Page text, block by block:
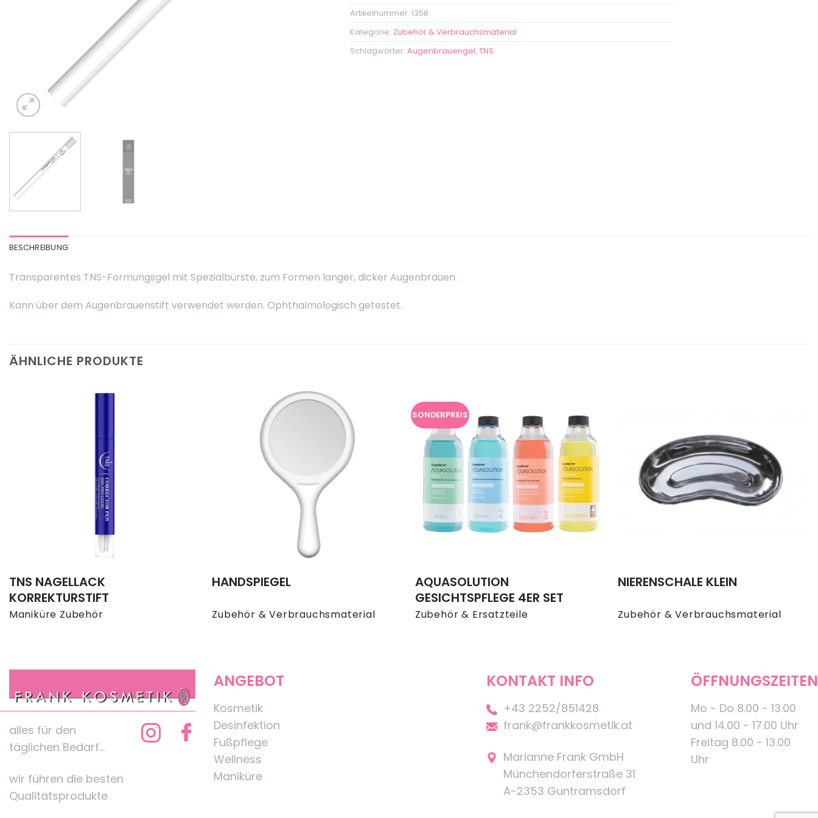
Artikelnummer: 1358
Kategorie: Zubehör & Verbrauchsmaterial
Schlagwörter: Augenbrauengel, TNS
BESCHREIBUNG
Transparentes TNS-Formungsgel mit Spezialbürste, zum Formen langer, dicker Augenbrauen.
Kann über dem Augenbrauenstift verwendet werden. Ophthalmologisch getestet.
ÄHNLICHE PRODUKTE
Maniküre Zubehör
TNS NAGELLACK
KORREKTURSTIFT
Zubehör & Verbrauchsmaterial
HANDSPIEGEL
SONDERPREIS
Zubehör & Ersatzteile
AQUASOLUTION
GESICHTSPFLEGE 4ER SET
Zubehör & Verbrauchsmaterial
NIERENSCHALE KLEIN
alles für den
täglichen Bedarf...
wir führen die besten
Qualitätsprodukte
ANGEBOT
Kosmetik
Desinfektion
Fußpflege
Wellness
Maniküre
KONTAKT INFO
+43 2252/851428
frank@frankkosmetik.at
Marianne Frank GmbH
Münchendorferstraße 31
A-2353 Guntramsdorf
ÖFFNUNGSZEITEN
Mo - Do 8.00 - 13.00
und 14.00 - 17.00 Uhr
Freitag 8.00 - 13.00
Uhr